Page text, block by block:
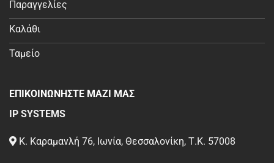
Παραγγελίες
Καλάθι
Ταμείο
ΕΠΙΚΟΙΝΩΝΗΣΤΕ ΜΑΖΙ ΜΑΣ
IP SYSTEMS
Κ. Καραμανλή 76, Ιωνία, Θεσσαλονίκη, Τ.Κ. 57008